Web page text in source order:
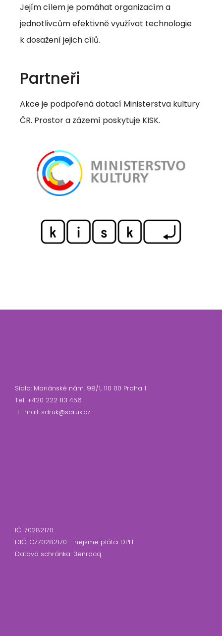
Jejím cílem je pomáhat organizacím a
jednotlivcům efektivně využívat technologie
k dosažení jejich cílů.
Partneři
Akce je podpořená dotací Ministerstva kultury
ČR. Prostor a zázemí poskytuje KISK.
Sídlo: Mariánské nám. 98/1, 110 00 Praha 1
Tel: +420 222 113 456
E-mail: sdruk@sdruk.cz
IČ: 70282170
DIČ: CZ70282170 - nejsme plátci DPH
Datová schránka: 3enrdcq